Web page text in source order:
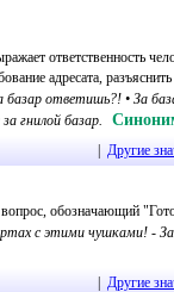
ответственность
адресата,
базар ответишь?! • За
гнилой базар.
Другие
обозначающий
с этими чушками! -
Другие